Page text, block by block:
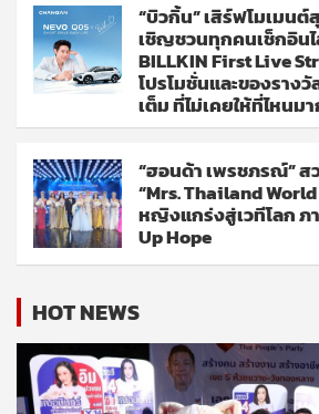
“บิวกิ้น” เสิร์ฟโมเมน
เชิญชวนทุกคนเช็กอินไ
BILLKIN First Live
โปรโมชั่นและของราง
เต็ม ที่ไม่เคยให้ที่ไหนม
“ฮอนด้า เพรชภรณ์” ส
“Mrs. Thailand
หญิงแกร่งสู่เวทีโลก ภ
Up Hope
HOT NEWS